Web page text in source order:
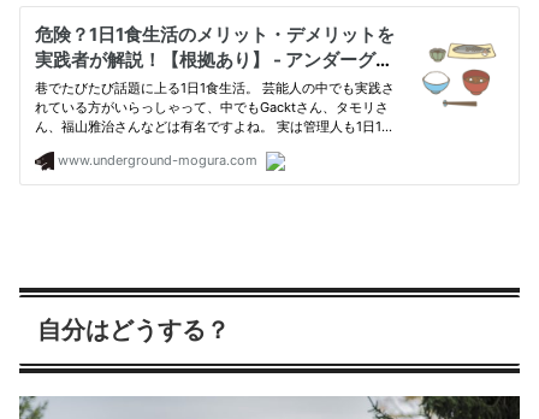
自分はどうする？